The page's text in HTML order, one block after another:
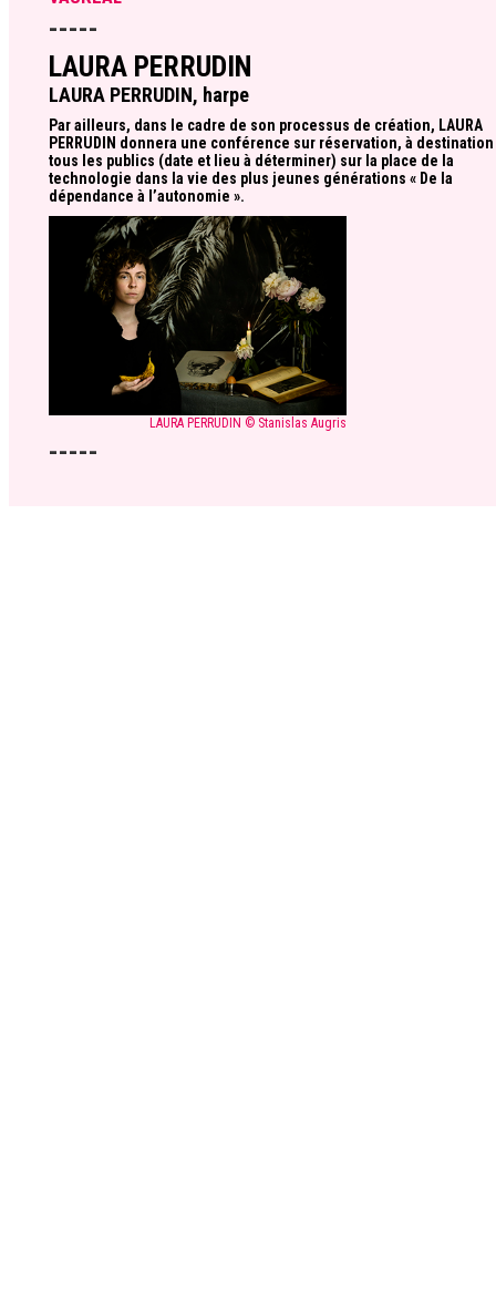
-----
LAURA PERRUDIN
LAURA PERRUDIN, harpe
Par ailleurs, dans le cadre de son processus de création, LAURA
PERRUDIN donnera une conférence sur réservation, à
tous les publics (date et lieu à déterminer) sur la place de la
technologie dans la vie des plus jeunes générations « De la
dépendance à l’autonomie ».
LAURA PERRUDIN © Stanislas Augris
-----